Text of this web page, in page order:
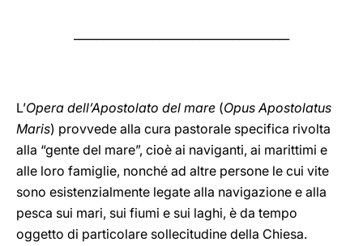
L’Opera dell’Apostolato del mare (Opus Apostolatus
Maris) provvede alla cura pastorale specifica rivolta
alla “gente del mare”, cioè ai naviganti, ai marittimi e
alle loro famiglie, nonché ad altre persone le cui vite
sono esistenzialmente legate alla navigazione e alla
pesca sui mari, sui fiumi e sui laghi, è da tempo
oggetto di particolare sollecitudine della Chiesa.